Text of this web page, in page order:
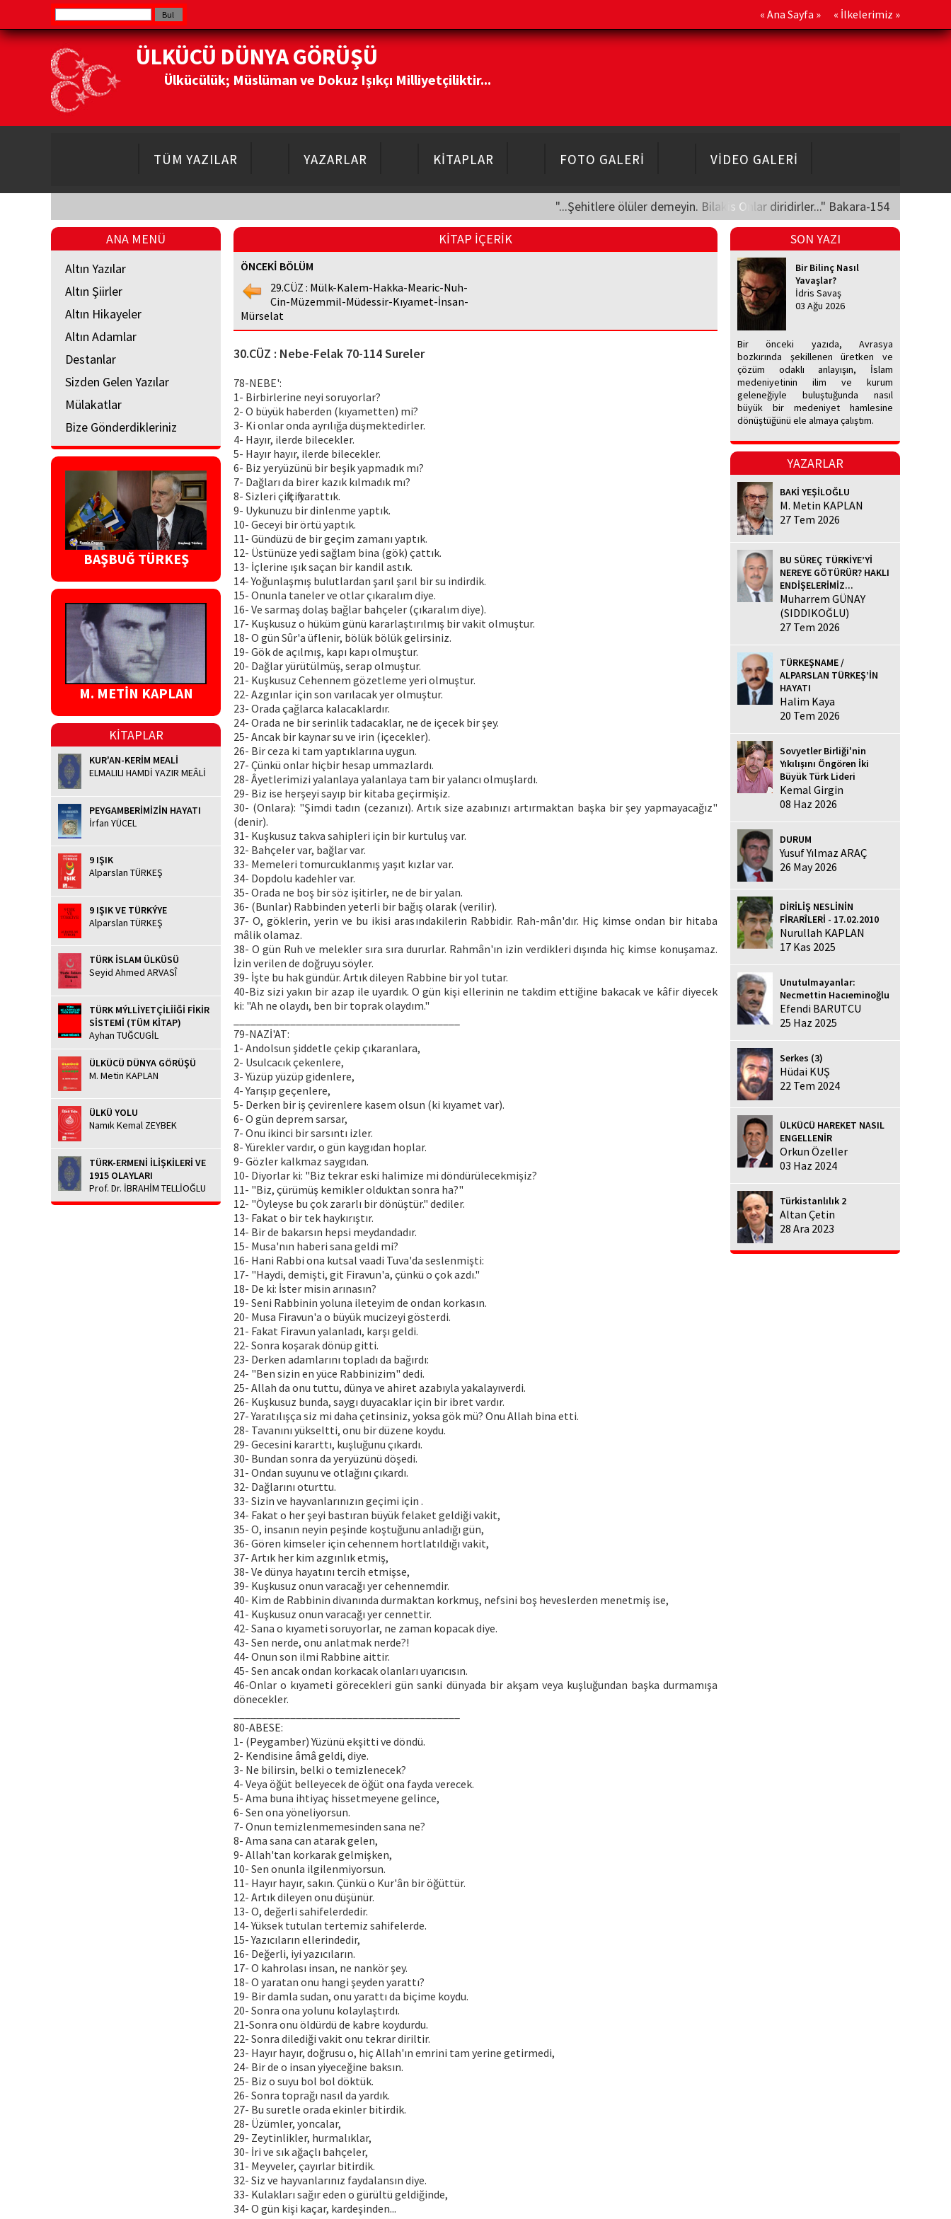
« Ana Sayfa » « İlkelerimiz »
ÜLKÜCÜ DÜNYA GÖRÜŞÜ
Ülkücülük; Müslüman ve Dokuz Işıkçı Milliyetçiliktir...
TÜM YAZILAR YAZARLAR KİTAPLAR FOTO GALERİ VİDEO GALERİ
"...Şehitlere ölüler demeyin. Bilakis Onlar diridirler..." Bakara-154
ANA MENÜ
Altın Yazılar
Altın Şiirler
Altın Hikayeler
Altın Adamlar
Destanlar
Sizden Gelen Yazılar
Mülakatlar
Bize Gönderdikleriniz
BAŞBUĞ TÜRKEŞ
M. METİN KAPLAN
KİTAPLAR
KUR'AN-KERİM MEALİ
ELMALILI HAMDİ YAZIR MEÂLİ
PEYGAMBERİMİZİN HAYATI
İrfan YÜCEL
9 IŞIK
Alparslan TÜRKEŞ
9 IŞIK VE TÜRKÝYE
Alparslan TÜRKEŞ
TÜRK İSLAM ÜLKÜSÜ
Seyid Ahmed ARVASÎ
TÜRK MÝLLİYETÇİLİİĞİ FİKİR
SİSTEMİ (TÜM KİTAP)
Ayhan TUĞCUGİL
ÜLKÜCÜ DÜNYA GÖRÜŞÜ
M. Metin KAPLAN
ÜLKÜ YOLU
Namık Kemal ZEYBEK
TÜRK-ERMENİ İLİŞKİLERİ VE
1915 OLAYLARI
Prof. Dr. İBRAHİM TELLİOĞLU
KİTAP İÇERİK
ÖNCEKİ BÖLÜM
29.CÜZ : Mülk-Kalem-Hakka-Mearic-Nuh-
Cin-Müzemmil-Müdessir-Kıyamet-İnsan-
Mürselat
30.CÜZ : Nebe-Felak 70-114 Sureler
78-NEBE':
1- Birbirlerine neyi soruyorlar?
2- O büyük haberden (kıyametten) mi?
3- Ki onlar onda ayrılığa düşmektedirler.
4- Hayır, ilerde bilecekler.
5- Hayır hayır, ilerde bilecekler.
6- Biz yeryüzünü bir beşik yapmadık mı?
7- Dağları da birer kazık kılmadık mı?
8- Sizleri çift çift yarattık.
9- Uykunuzu bir dinlenme yaptık.
10- Geceyi bir örtü yaptık.
11- Gündüzü de bir geçim zamanı yaptık.
12- Üstünüze yedi sağlam bina (gök) çattık.
13- İçlerine ışık saçan bir kandil astık.
14- Yoğunlaşmış bulutlardan şarıl şarıl bir su indirdik.
15- Onunla taneler ve otlar çıkaralım diye.
16- Ve sarmaş dolaş bağlar bahçeler (çıkaralım diye).
17- Kuşkusuz o hüküm günü kararlaştırılmış bir vakit olmuştur.
18- O gün Sûr'a üflenir, bölük bölük gelirsiniz.
19- Gök de açılmış, kapı kapı olmuştur.
20- Dağlar yürütülmüş, serap olmuştur.
21- Kuşkusuz Cehennem gözetleme yeri olmuştur.
22- Azgınlar için son varılacak yer olmuştur.
23- Orada çağlarca kalacaklardır.
24- Orada ne bir serinlik tadacaklar, ne de içecek bir şey.
25- Ancak bir kaynar su ve irin (içecekler).
26- Bir ceza ki tam yaptıklarına uygun.
27- Çünkü onlar hiçbir hesap ummazlardı.
28- Âyetlerimizi yalanlaya yalanlaya tam bir yalancı olmuşlardı.
29- Biz ise herşeyi sayıp bir kitaba geçirmişiz.
30- (Onlara): "Şimdi tadın (cezanızı). Artık size azabınızı artırmaktan başka bir şey yapmayacağız"
(denir).
31- Kuşkusuz takva sahipleri için bir kurtuluş var.
32- Bahçeler var, bağlar var.
33- Memeleri tomurcuklanmış yaşıt kızlar var.
34- Dopdolu kadehler var.
35- Orada ne boş bir söz işitirler, ne de bir yalan.
36- (Bunlar) Rabbinden yeterli bir bağış olarak (verilir).
37- O, göklerin, yerin ve bu ikisi arasındakilerin Rabbidir. Rah-mân'dır. Hiç kimse ondan bir hitaba
mâlik olamaz.
38- O gün Ruh ve melekler sıra sıra dururlar. Rahmân'ın izin verdikleri dışında hiç kimse konuşamaz.
İzin verilen de doğruyu söyler.
39- İşte bu hak gündür. Artık dileyen Rabbine bir yol tutar.
40-Biz sizi yakın bir azap ile uyardık. O gün kişi ellerinin ne takdim ettiğine bakacak ve kâfir diyecek
ki: "Ah ne olaydı, ben bir toprak olaydım."
79-NAZİ'AT:
1- Andolsun şiddetle çekip çıkaranlara,
2- Usulcacık çekenlere,
3- Yüzüp yüzüp gidenlere,
4- Yarışıp geçenlere,
5- Derken bir iş çevirenlere kasem olsun (ki kıyamet var).
6- O gün deprem sarsar,
7- Onu ikinci bir sarsıntı izler.
8- Yürekler vardır, o gün kaygıdan hoplar.
9- Gözler kalkmaz saygıdan.
10- Diyorlar ki: "Biz tekrar eski halimize mi döndürülecekmişiz?
11- "Biz, çürümüş kemikler olduktan sonra ha?"
12- "Öyleyse bu çok zararlı bir dönüştür." dediler.
13- Fakat o bir tek haykırıştır.
14- Bir de bakarsın hepsi meydandadır.
15- Musa'nın haberi sana geldi mi?
16- Hani Rabbi ona kutsal vaadi Tuva'da seslenmişti:
17- "Haydi, demişti, git Firavun'a, çünkü o çok azdı."
18- De ki: İster misin arınasın?
19- Seni Rabbinin yoluna ileteyim de ondan korkasın.
20- Musa Firavun'a o büyük mucizeyi gösterdi.
21- Fakat Firavun yalanladı, karşı geldi.
22- Sonra koşarak dönüp gitti.
23- Derken adamlarını topladı da bağırdı:
24- "Ben sizin en yüce Rabbinizim" dedi.
25- Allah da onu tuttu, dünya ve ahiret azabıyla yakalayıverdi.
26- Kuşkusuz bunda, saygı duyacaklar için bir ibret vardır.
27- Yaratılışça siz mi daha çetinsiniz, yoksa gök mü? Onu Allah bina etti.
28- Tavanını yükseltti, onu bir düzene koydu.
29- Gecesini kararttı, kuşluğunu çıkardı.
30- Bundan sonra da yeryüzünü döşedi.
31- Ondan suyunu ve otlağını çıkardı.
32- Dağlarını oturttu.
33- Sizin ve hayvanlarınızın geçimi için .
34- Fakat o her şeyi bastıran büyük felaket geldiği vakit,
35- O, insanın neyin peşinde koştuğunu anladığı gün,
36- Gören kimseler için cehennem hortlatıldığı vakit,
37- Artık her kim azgınlık etmiş,
38- Ve dünya hayatını tercih etmişse,
39- Kuşkusuz onun varacağı yer cehennemdir.
40- Kim de Rabbinin divanında durmaktan korkmuş, nefsini boş heveslerden menetmiş ise,
41- Kuşkusuz onun varacağı yer cennettir.
42- Sana o kıyameti soruyorlar, ne zaman kopacak diye.
43- Sen nerde, onu anlatmak nerde?!
44- Onun son ilmi Rabbine aittir.
45- Sen ancak ondan korkacak olanları uyarıcısın.
46-Onlar o kıyameti görecekleri gün sanki dünyada bir akşam veya kuşluğundan başka durmamışa
dönecekler.
80-ABESE:
1- (Peygamber) Yüzünü ekşitti ve döndü.
2- Kendisine âmâ geldi, diye.
3- Ne bilirsin, belki o temizlenecek?
4- Veya öğüt belleyecek de öğüt ona fayda verecek.
5- Ama buna ihtiyaç hissetmeyene gelince,
6- Sen ona yöneliyorsun.
7- Onun temizlenmemesinden sana ne?
8- Ama sana can atarak gelen,
9- Allah'tan korkarak gelmişken,
10- Sen onunla ilgilenmiyorsun.
11- Hayır hayır, sakın. Çünkü o Kur'ân bir öğüttür.
12- Artık dileyen onu düşünür.
13- O, değerli sahifelerdedir.
14- Yüksek tutulan tertemiz sahifelerde.
15- Yazıcıların ellerindedir,
16- Değerli, iyi yazıcıların.
17- O kahrolası insan, ne nankör şey.
18- O yaratan onu hangi şeyden yarattı?
19- Bir damla sudan, onu yarattı da biçime koydu.
20- Sonra ona yolunu kolaylaştırdı.
21-Sonra onu öldürdü de kabre koydurdu.
22- Sonra dilediği vakit onu tekrar diriltir.
23- Hayır hayır, doğrusu o, hiç Allah'ın emrini tam yerine getirmedi,
24- Bir de o insan yiyeceğine baksın.
25- Biz o suyu bol bol döktük.
26- Sonra toprağı nasıl da yardık.
27- Bu suretle orada ekinler bitirdik.
28- Üzümler, yoncalar,
29- Zeytinlikler, hurmalıklar,
30- İri ve sık ağaçlı bahçeler,
31- Meyveler, çayırlar bitirdik.
32- Siz ve hayvanlarınız faydalansın diye.
33- Kulakları sağır eden o gürültü geldiğinde,
34- O gün kişi kaçar, kardeşinden...
SON YAZI
Bir Bilinç Nasıl
Yavaşlar?
İdris Savaş
03 Ağu 2026
Bir önceki yazıda, Avrasya
bozkırında şekillenen üretken ve
çözüm odaklı anlayışın, İslam
medeniyetinin ilim ve kurum
geleneğiyle buluştuğunda nasıl
büyük bir medeniyet hamlesine
dönüştüğünü ele almaya çalıştım.
YAZARLAR
BAKİ YEŞİLOĞLU
M. Metin KAPLAN
27 Tem 2026
BU SÜREÇ TÜRKİYE’Yİ
NEREYE GÖTÜRÜR? HAKLI
ENDİŞELERİMİZ...
Muharrem GÜNAY
(SIDDIKOĞLU)
27 Tem 2026
TÜRKEŞNAME /
ALPARSLAN TÜRKEŞ’İN
HAYATI
Halim Kaya
20 Tem 2026
Sovyetler Birliği'nin
Yıkılışını Öngören İki
Büyük Türk Lideri
Kemal Girgin
08 Haz 2026
DURUM
Yusuf Yılmaz ARAÇ
26 May 2026
DİRİLİŞ NESLİNİN
FİRARÎLERİ - 17.02.2010
Nurullah KAPLAN
17 Kas 2025
Unutulmayanlar:
Necmettin Hacıeminoğlu
Efendi BARUTCU
25 Haz 2025
Serkes (3)
Hüdai KUŞ
22 Tem 2024
ÜLKÜCÜ HAREKET NASIL
ENGELLENİR
Orkun Özeller
03 Haz 2024
Türkistanlılık 2
Altan Çetin
28 Ara 2023